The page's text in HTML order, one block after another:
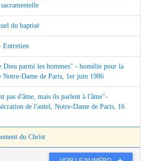
du baptisé
Entretien
Dieu parmi les hommes" - homélie pour la
Notre-Dame de Paris, 1er juin 1986
pas d'âme, mais ils parlent à l'âme"-
de l'autel, Notre-Dame de Paris, 16
du Christ